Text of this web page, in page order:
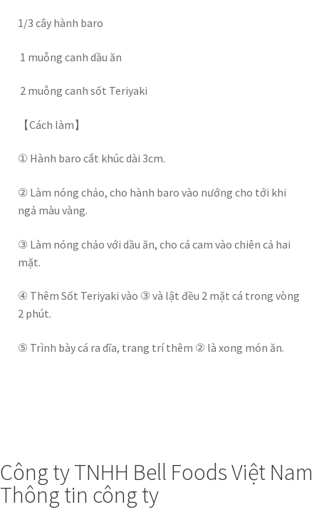
1/3 cây hành baro
1 muỗng canh dầu ăn
2 muỗng canh sốt Teriyaki
【Cách làm】
① Hành baro cắt khúc dài 3cm.
② Làm nóng chảo, cho hành baro vào nướng cho tới khi
ngả màu vàng.
③ Làm nóng chảo với dầu ăn, cho cá cam vào chiên cả hai
mặt.
④ Thêm Sốt Teriyaki vào ③ và lật đều 2 mặt cá trong vòng
2 phút.
⑤ Trình bày cá ra dĩa, trang trí thêm ② là xong món ăn.
Công ty TNHH Bell Foods Việt Nam
Thông tin công ty